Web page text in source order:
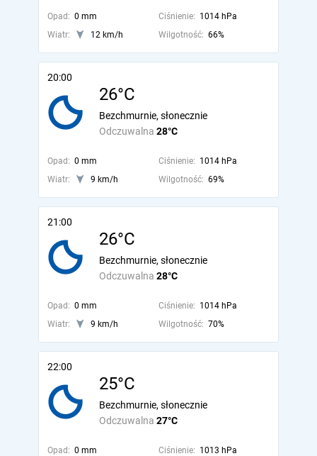
Opad: 0 mm Ciśnienie: 1014 hPa
Wiatr:
12 km/h Wilgotność: 66%
20:00
26°C
Odczuwalna 28°C
Bezchmurnie, słonecznie
Opad: 0 mm Ciśnienie: 1014 hPa
Wiatr:
9 km/h Wilgotność: 69%
21:00
26°C
Odczuwalna 28°C
Bezchmurnie, słonecznie
Opad: 0 mm Ciśnienie: 1014 hPa
Wiatr:
9 km/h Wilgotność: 70%
22:00
25°C
Odczuwalna 27°C
Bezchmurnie, słonecznie
Opad: 0 mm Ciśnienie: 1013 hPa